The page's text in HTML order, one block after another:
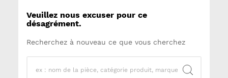
Veuillez nous excuser pour ce
désagrément.
Recherchez à nouveau ce que vous cherchez